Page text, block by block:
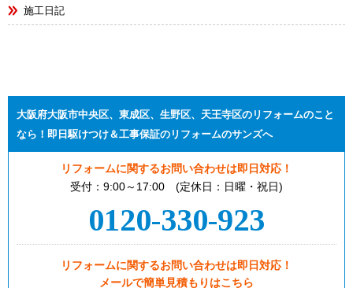
施工日記
大阪府大阪市中央区、東成区、生野区、天王寺区のリフォームのこと
なら！即日駆けつけ＆工事保証のリフォームのサンズへ
リフォームに関するお問い合わせは即日対応！
受付：9:00～17:00 (定休日：日曜・祝日)
0120-330-923
リフォームに関するお問い合わせは即日対応！
メールで簡単見積もりはこちら